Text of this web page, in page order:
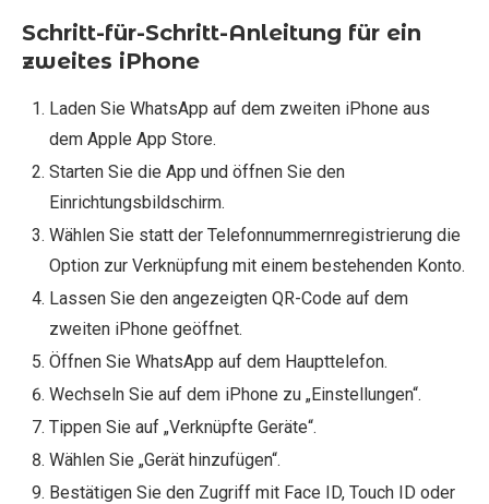
Schritt-für-Schritt-Anleitung für ein
zweites iPhone
Laden Sie WhatsApp auf dem zweiten iPhone aus
dem Apple App Store.
Starten Sie die App und öffnen Sie den
Einrichtungsbildschirm.
Wählen Sie statt der Telefonnummernregistrierung die
Option zur Verknüpfung mit einem bestehenden Konto.
Lassen Sie den angezeigten QR-Code auf dem
zweiten iPhone geöffnet.
Öffnen Sie WhatsApp auf dem Haupttelefon.
Wechseln Sie auf dem iPhone zu „Einstellungen“.
Tippen Sie auf „Verknüpfte Geräte“.
Wählen Sie „Gerät hinzufügen“.
Bestätigen Sie den Zugriff mit Face ID, Touch ID oder